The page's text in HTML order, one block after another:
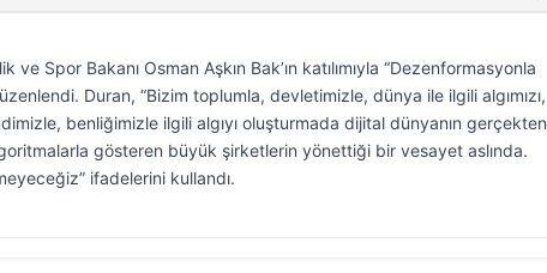
ve Spor Bakanı Osman Aşkın Bak’ın katılımıyla “Dezenformasyonla
Duran, “Bizim toplumla, devletimizle, dünya ile ilgili algımızı,
benliğimizle ilgili algıyı oluşturmada dijital dünyanın gerçekten
gösteren büyük şirketlerin yönettiği bir vesayet aslında.
ifadelerini kullandı.